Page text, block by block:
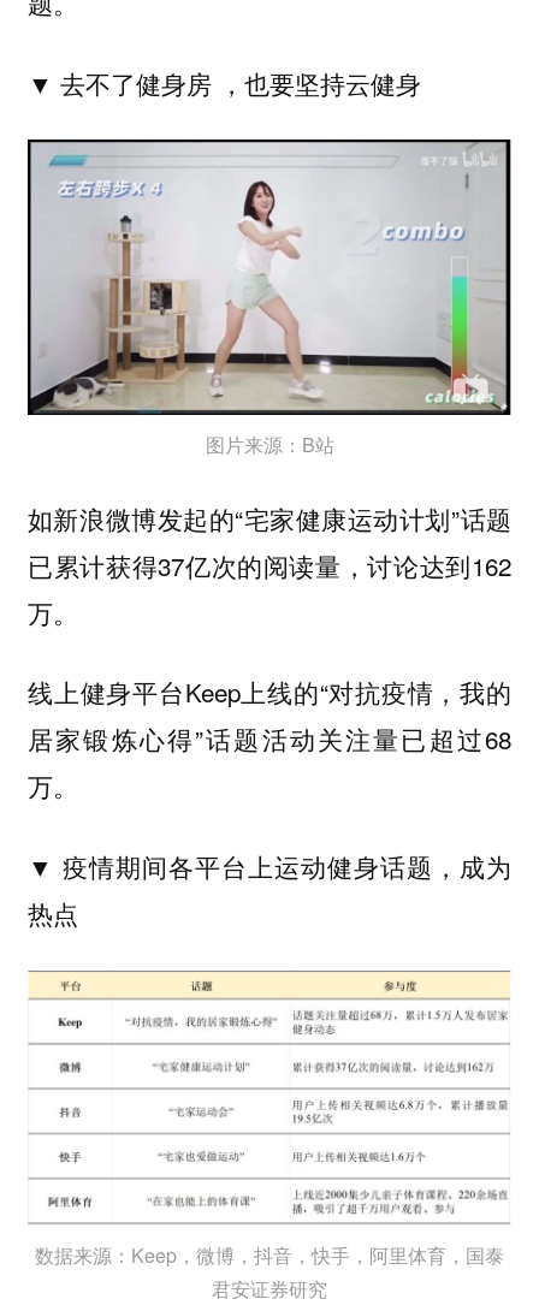
▼ 去不了健身房 ， 也要坚持云健身
图片来源：B站
如新浪微博发起的“宅家健康运动计划”话题
已累计获得37亿次的阅读量，讨论达到162
万。
线上健身平台Keep上线的“对抗疫情，我的
居家锻炼心得”话题活动关注量已超过68
万。
▼ 疫情期间各平台上运动健身话题， 成为
热点
数据来源：Keep，微博，抖音，快手，阿里体育，国泰
君安证券研究